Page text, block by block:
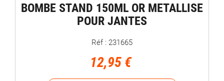
BOMBE STAND 150ML OR METALLISE
POUR JANTES
Réf : 231665
12,95 €